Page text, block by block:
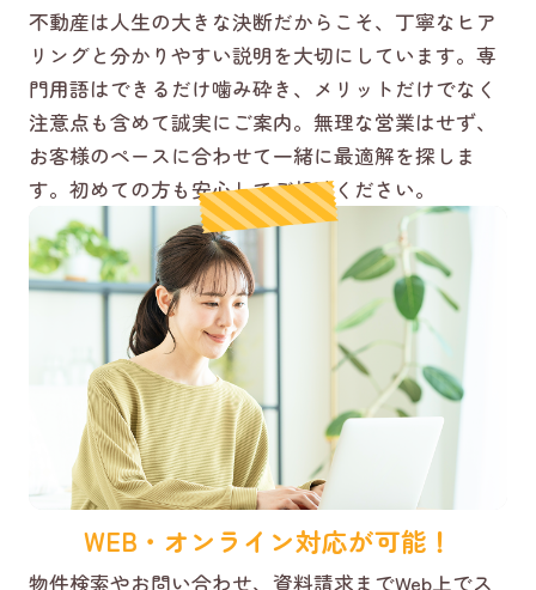
不動産は人生の大きな決断だからこそ、丁寧なヒア
リングと分かりやすい説明を大切にしています。専
門用語はできるだけ噛み砕き、メリットだけでなく
注意点も含めて誠実にご案内。無理な営業はせず、
お客様のペースに合わせて一緒に最適解を探しま
す。初めての方も安心してご相談ください。
WEB・オンライン対応が可能！
物件検索やお問い合わせ、資料請求までWeb上でス